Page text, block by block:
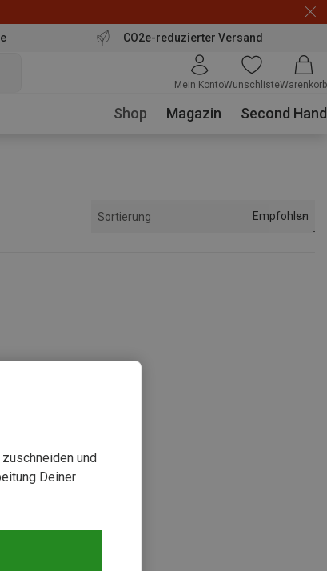
CO2e-reduzierter Versand
Mein KontoWunschlisteWarenkorb
Shop Magazin Second Hand
Sortierung Empfohlen
und
Deiner